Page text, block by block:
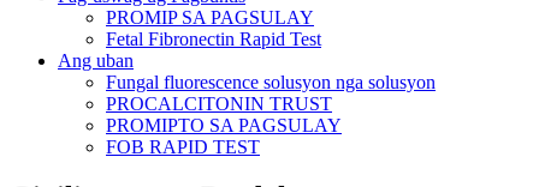
PROMIP SA PAGSULAY
Fetal Fibronectin Rapid Test
Ang uban
Fungal fluorescence solusyon nga solusyon
PROCALCITONIN TRUST
PROMIPTO SA PAGSULAY
FOB RAPID TEST